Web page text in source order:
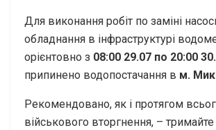
Для виконання робіт по заміні
обладнання в інфраструктурі
орієнтовно з 08:00 29.07 по 20:00
припинено водопостачання в м.
Рекомендовано, як і протягом
військового вторгнення, –